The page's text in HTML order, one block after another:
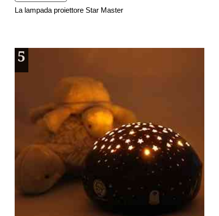
La lampada proiettore Star Master
5